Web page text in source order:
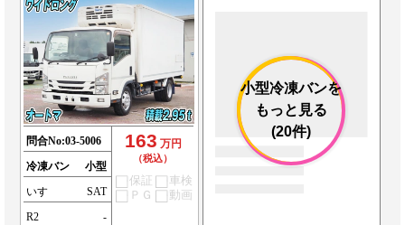
問合No:03-5006
冷凍バン
小型
いすゞ
SAT
R2
-
163 万円
（税込）
保証
車検
ＰＧ
動画
小型冷凍バンを
もっと見る
(20件)